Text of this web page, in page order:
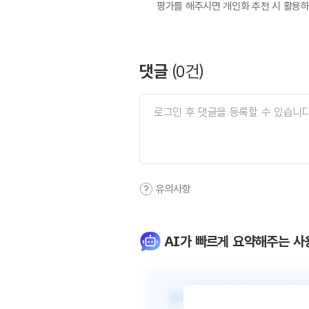
평가를 해주시면 개인화 추천 시 활용
댓글 (0건)
유의사항
AI가 빠르게 요약해주는 사